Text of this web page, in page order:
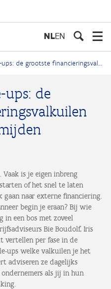
inhoud
NLEN
financieringsvalkuilen en hoe ze te vermijden
ups: de
is je eigen inbreng
of het snel te laten
gaan naar externe financiering.
begin je eraan? Bij wie
in een bos met zoveel
Bie Boudolf, Iris
vertellen per fase in de
ups welke valkuilen je het
adviseren ze dagelijks
als jij in hun